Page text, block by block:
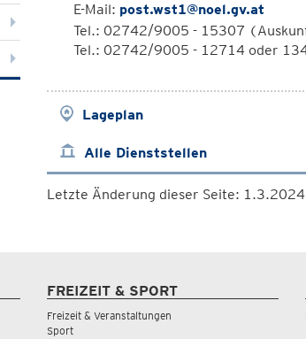
E-Mail: post.wst1@noel.gv.at
Tel.: 02742/9005 - 15307
Tel.: 02742/9005 - 12714 oder
Lageplan
Alle Dienststellen
Letzte Änderung dieser Seite: 1.3.2024
FREIZEIT & SPORT
Freizeit & Veranstaltungen
Sport